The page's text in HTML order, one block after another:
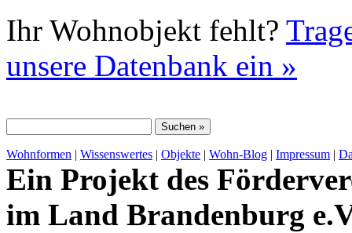
Ihr Wohnobjekt fehlt?
unsere Datenbank ein »
Wohnformen | Wissenswertes | Objekte | Wohn-Blog | Impressum |
Ein Projekt des
im Land Brandenburg